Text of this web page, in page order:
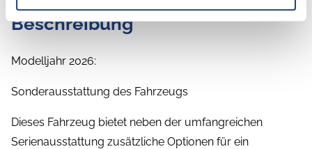
Beschreibung
Modelljahr 2026:
Sonderausstattung des Fahrzeugs
Dieses Fahrzeug bietet neben der umfangreichen
Serienausstattung zusätzliche Optionen für ein